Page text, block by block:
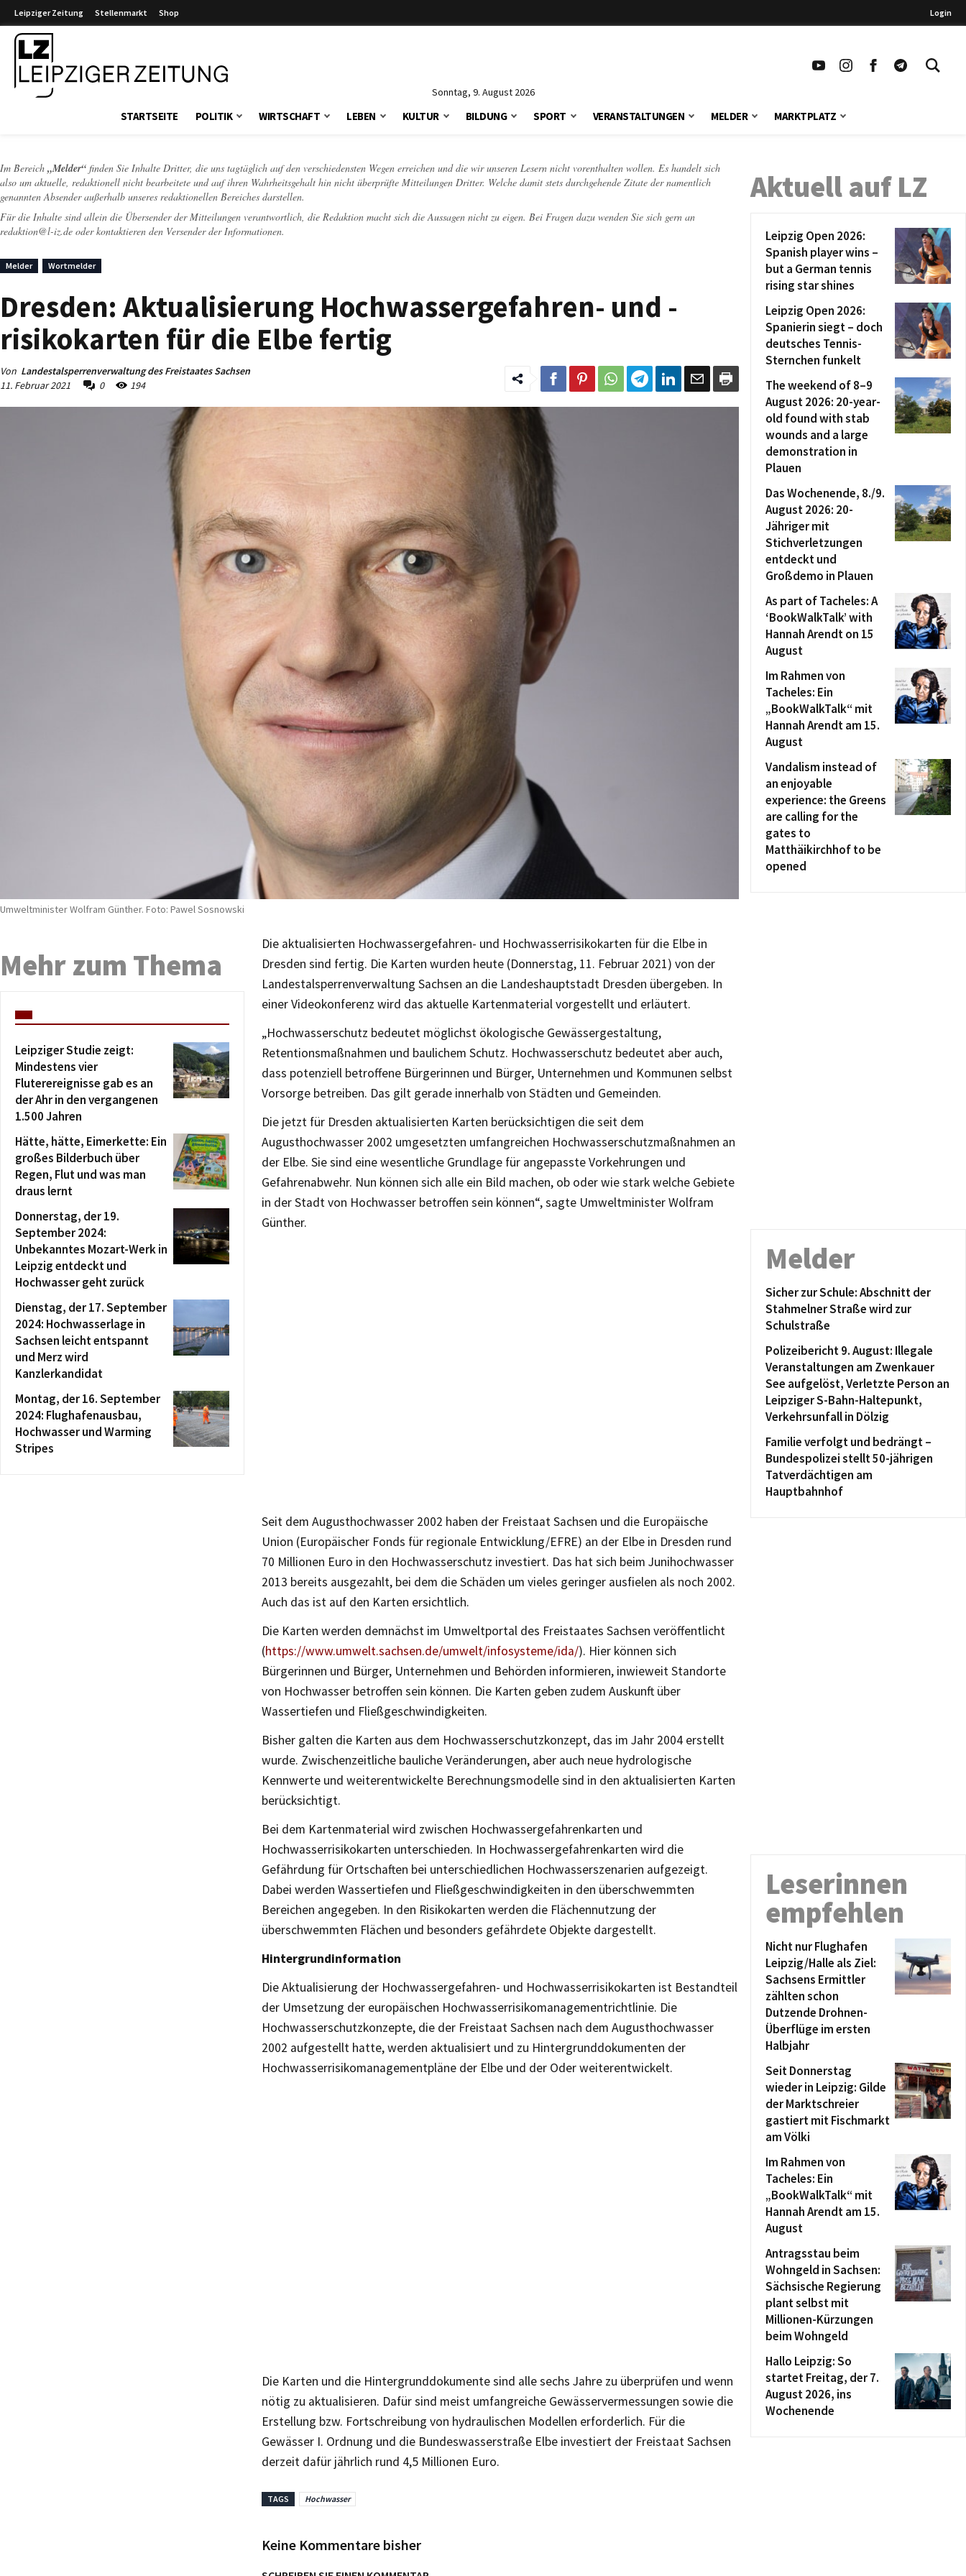
Leipziger Zeitung Stellenmarkt Shop Login
Sonntag, 9. August 2026
STARTSEITE POLITIK WIRTSCHAFT LEBEN KULTUR BILDUNG SPORT VERANSTALTUNGEN MELDER MARKTPLATZ
Im Bereich „Melder“ finden Sie Inhalte Dritter, die uns tagtäglich auf den verschiedensten Wegen erreichen und die wir unseren Lesern nicht vorenthalten wollen. Es handelt sich
also um aktuelle, redaktionell nicht bearbeitete und auf ihren Wahrheitsgehalt hin nicht überprüfte Mitteilungen Dritter. Welche damit stets durchgehende Zitate der namentlich
genannten Absender außerhalb unseres redaktionellen Bereiches darstellen.
Für die Inhalte sind allein die Übersender der Mitteilungen verantwortlich, die Redaktion macht sich die Aussagen nicht zu eigen. Bei Fragen dazu wenden Sie sich gern an
redaktion@l-iz.de oder kontaktieren den Versender der Informationen.
Melder Wortmelder
Dresden: Aktualisierung Hochwassergefahren- und -
risikokarten für die Elbe fertig
Von Landestalsperrenverwaltung des Freistaates Sachsen
11. Februar 2021
0 194
Umweltminister Wolfram Günther. Foto: Pawel Sosnowski
Die aktualisierten Hochwassergefahren- und Hochwasserrisikokarten für die Elbe in
Dresden sind fertig. Die Karten wurden heute (Donnerstag, 11. Februar 2021) von der
Landestalsperrenverwaltung Sachsen an die Landeshauptstadt Dresden übergeben. In
einer Videokonferenz wird das aktuelle Kartenmaterial vorgestellt und erläutert.
„Hochwasserschutz bedeutet möglichst ökologische Gewässergestaltung,
Retentionsmaßnahmen und baulichem Schutz. Hochwasserschutz bedeutet aber auch,
dass potenziell betroffene Bürgerinnen und Bürger, Unternehmen und Kommunen selbst
Vorsorge betreiben. Das gilt gerade innerhalb von Städten und Gemeinden.
Die jetzt für Dresden aktualisierten Karten berücksichtigen die seit dem
Augusthochwasser 2002 umgesetzten umfangreichen Hochwasserschutzmaßnahmen an
der Elbe. Sie sind eine wesentliche Grundlage für angepasste Vorkehrungen und
Gefahrenabwehr. Nun können sich alle ein Bild machen, ob oder wie stark welche Gebiete
in der Stadt von Hochwasser betroffen sein können“, sagte Umweltminister Wolfram
Günther.
Seit dem Augusthochwasser 2002 haben der Freistaat Sachsen und die Europäische
Union (Europäischer Fonds für regionale Entwicklung/EFRE) an der Elbe in Dresden rund
70 Millionen Euro in den Hochwasserschutz investiert. Das hat sich beim Junihochwasser
2013 bereits ausgezahlt, bei dem die Schäden um vieles geringer ausfielen als noch 2002.
Auch das ist auf den Karten ersichtlich.
Die Karten werden demnächst im Umweltportal des Freistaates Sachsen veröffentlicht
(https://www.umwelt.sachsen.de/umwelt/infosysteme/ida/). Hier können sich
Bürgerinnen und Bürger, Unternehmen und Behörden informieren, inwieweit Standorte
von Hochwasser betroffen sein können. Die Karten geben zudem Auskunft über
Wassertiefen und Fließgeschwindigkeiten.
Bisher galten die Karten aus dem Hochwasserschutzkonzept, das im Jahr 2004 erstellt
wurde. Zwischenzeitliche bauliche Veränderungen, aber auch neue hydrologische
Kennwerte und weiterentwickelte Berechnungsmodelle sind in den aktualisierten Karten
berücksichtigt.
Bei dem Kartenmaterial wird zwischen Hochwassergefahrenkarten und
Hochwasserrisikokarten unterschieden. In Hochwassergefahrenkarten wird die
Gefährdung für Ortschaften bei unterschiedlichen Hochwasserszenarien aufgezeigt.
Dabei werden Wassertiefen und Fließgeschwindigkeiten in den überschwemmten
Bereichen angegeben. In den Risikokarten werden die Flächennutzung der
überschwemmten Flächen und besonders gefährdete Objekte dargestellt.
Hintergrundinformation
Die Aktualisierung der Hochwassergefahren- und Hochwasserrisikokarten ist Bestandteil
der Umsetzung der europäischen Hochwasserrisikomanagementrichtlinie. Die
Hochwasserschutzkonzepte, die der Freistaat Sachsen nach dem Augusthochwasser
2002 aufgestellt hatte, werden aktualisiert und zu Hintergrunddokumenten der
Hochwasserrisikomanagementpläne der Elbe und der Oder weiterentwickelt.
Die Karten und die Hintergrunddokumente sind alle sechs Jahre zu überprüfen und wenn
nötig zu aktualisieren. Dafür sind meist umfangreiche Gewässervermessungen sowie die
Erstellung bzw. Fortschreibung von hydraulischen Modellen erforderlich. Für die
Gewässer I. Ordnung und die Bundeswasserstraße Elbe investiert der Freistaat Sachsen
derzeit dafür jährlich rund 4,5 Millionen Euro.
TAGS Hochwasser
Keine Kommentare bisher
Mehr zum Thema
Leipziger Studie zeigt:
Mindestens vier
Fluterereignisse gab es an
der Ahr in den vergangenen
1.500 Jahren
Hätte, hätte, Eimerkette: Ein
großes Bilderbuch über
Regen, Flut und was man
draus lernt
Donnerstag, der 19.
September 2024:
Unbekanntes Mozart-Werk in
Leipzig entdeckt und
Hochwasser geht zurück
Dienstag, der 17. September
2024: Hochwasserlage in
Sachsen leicht entspannt
und Merz wird
Kanzlerkandidat
Montag, der 16. September
2024: Flughafenausbau,
Hochwasser und Warming
Stripes
Aktuell auf LZ
Leipzig Open 2026:
Spanish player wins –
but a German tennis
rising star shines
Leipzig Open 2026:
Spanierin siegt – doch
deutsches Tennis-
Sternchen funkelt
The weekend of 8–9
August 2026: 20-year-
old found with stab
wounds and a large
demonstration in
Plauen
Das Wochenende, 8./9.
August 2026: 20-
Jähriger mit
Stichverletzungen
entdeckt und
Großdemo in Plauen
As part of Tacheles: A
‘BookWalkTalk’ with
Hannah Arendt on 15
August
Im Rahmen von
Tacheles: Ein
„BookWalkTalk“ mit
Hannah Arendt am 15.
August
Vandalism instead of
an enjoyable
experience: the Greens
are calling for the
gates to
Matthäikirchhof to be
opened
Melder
Sicher zur Schule: Abschnitt der
Stahmelner Straße wird zur
Schulstraße
Polizeibericht 9. August: Illegale
Veranstaltungen am Zwenkauer
See aufgelöst, Verletzte Person an
Leipziger S-Bahn-Haltepunkt,
Verkehrsunfall in Dölzig
Familie verfolgt und bedrängt –
Bundespolizei stellt 50-jährigen
Tatverdächtigen am
Hauptbahnhof
Leserinnen
empfehlen
Nicht nur Flughafen
Leipzig/Halle als Ziel:
Sachsens Ermittler
zählten schon
Dutzende Drohnen-
Überflüge im ersten
Halbjahr
Seit Donnerstag
wieder in Leipzig: Gilde
der Marktschreier
gastiert mit Fischmarkt
am Völki
Im Rahmen von
Tacheles: Ein
„BookWalkTalk“ mit
Hannah Arendt am 15.
August
Antragsstau beim
Wohngeld in Sachsen:
Sächsische Regierung
plant selbst mit
Millionen-Kürzungen
beim Wohngeld
Hallo Leipzig: So
startet Freitag, der 7.
August 2026, ins
Wochenende